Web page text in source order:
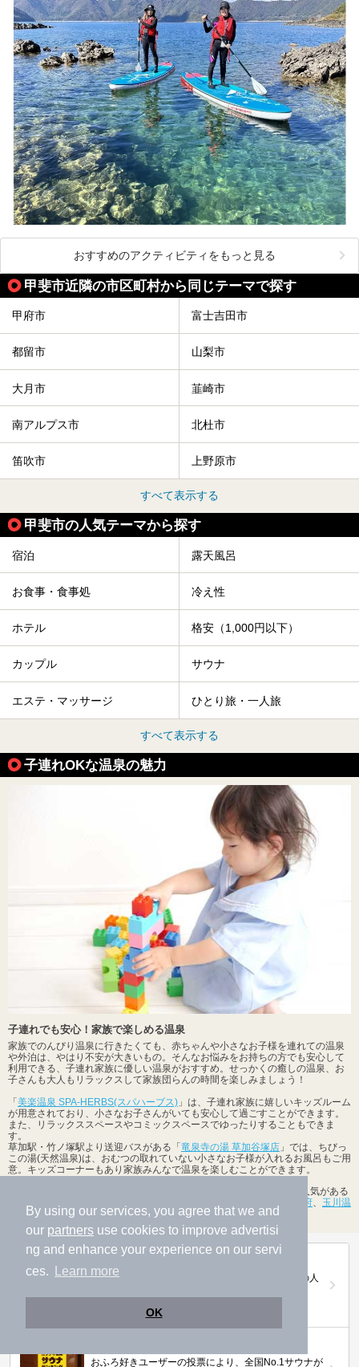
By using our services, you agree that we and
our partners use cookies to improve advertisi
ng and enhance your experience on our servi
ces.
Learn more
OK
おすすめのアクティビティをもっと見る
甲斐市近隣の市区町村から同じテーマで探す
甲府市 富士吉田市
都留市 山梨市
大月市 韮崎市
南アルプス市 北杜市
笛吹市 上野原市
すべて表示する
甲斐市の人気テーマから探す
宿泊 露天風呂
お食事・食事処 冷え性
ホテル 格安（1,000円以下）
カップル サウナ
エステ・マッサージ ひとり旅・一人旅
すべて表示する
子連れOKな温泉の魅力
子連れでも安心！家族で楽しめる温泉
家族でのんびり温泉に行きたくても、赤ちゃんや小さなお子様を連れての温泉
や外泊は、やはり不安が大きいもの。そんなお悩みをお持ちの方でも安心して
利用できる、子連れ家族に優しい温泉がおすすめ。せっかくの癒しの温泉、お
子さんも大人もリラックスして家族団らんの時間を楽しみましょう！
「美楽温泉 SPA-HERBS(スパハーブス) 」は、子連れ家族に嬉しいキッズルーム
が用意されており、小さなお子さんがいても安心して過ごすことができます。
また、リラックススペースやコミックスペースでゆったりすることもできま
す。
草加駅・竹ノ塚駅より送迎バスがある「竜泉寺の湯 草加谷塚店 」では、ちびっ
この湯(天然温泉)は、おむつの取れていない小さなお子様が入れるお風呂もご用
意。キッズコーナーもあり家族みんなで温泉を楽しむことができます。
甲斐市の子連れOKな温泉、日帰り温泉、スーパー銭湯の中でも特に人気がある
ホテルリブマックスBUDGET甲府
玉川温
などの施設です。ぜひ一度は足を運んでみてください。
第20回ニフティ温泉年間ランキング2025
全国約2.2万件の中から頂点に選ばれた、2025年の人
おふろ好きユーザーの投票により、全国No.1サウナが